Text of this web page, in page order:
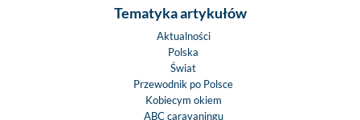
Tematyka artykułów
Aktualności
Polska
Świat
Przewodnik po Polsce
Kobiecym okiem
ABC caravaningu